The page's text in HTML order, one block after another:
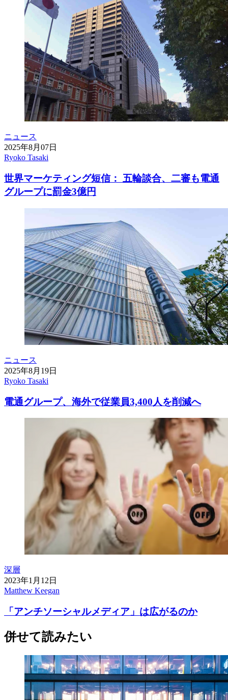
ニュース
2025年8月07日
Ryoko Tasaki
世界マーケティング短信： 五輪談合、二審も電通
グループに罰金3億円
ニュース
2025年8月19日
Ryoko Tasaki
電通グループ、海外で従業員3,400人を削減へ
深層
2023年1月12日
Matthew Keegan
「アンチソーシャルメディア」は広がるのか
併せて読みたい